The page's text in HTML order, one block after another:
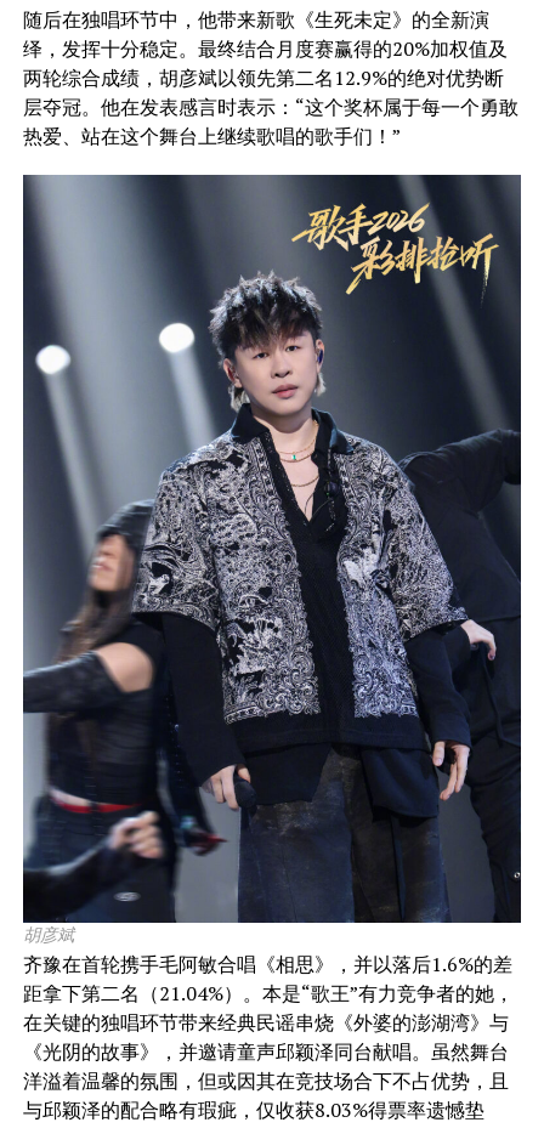
随后在独唱环节中，他带来新歌《生死未定》的全新演
绎，发挥十分稳定。最终结合月度赛赢得的20%加权值及
两轮综合成绩，胡彦斌以领先第二名12.9%的绝对优势断
层夺冠。他在发表感言时表示：“这个奖杯属于每一个勇敢
热爱、站在这个舞台上继续歌唱的歌手们！”
胡彦斌
齐豫在首轮携手毛阿敏合唱《相思》，并以落后1.6%的差
距拿下第二名（21.04%）。本是“歌王”有力竞争者的她，
在关键的独唱环节带来经典民谣串烧《外婆的澎湖湾》与
《光阴的故事》，并邀请童声邱颖泽同台献唱。虽然舞台
洋溢着温馨的氛围，但或因其在竞技场合下不占优势，且
与邱颖泽的配合略有瑕疵，仅收获8.03%得票率遗憾垫